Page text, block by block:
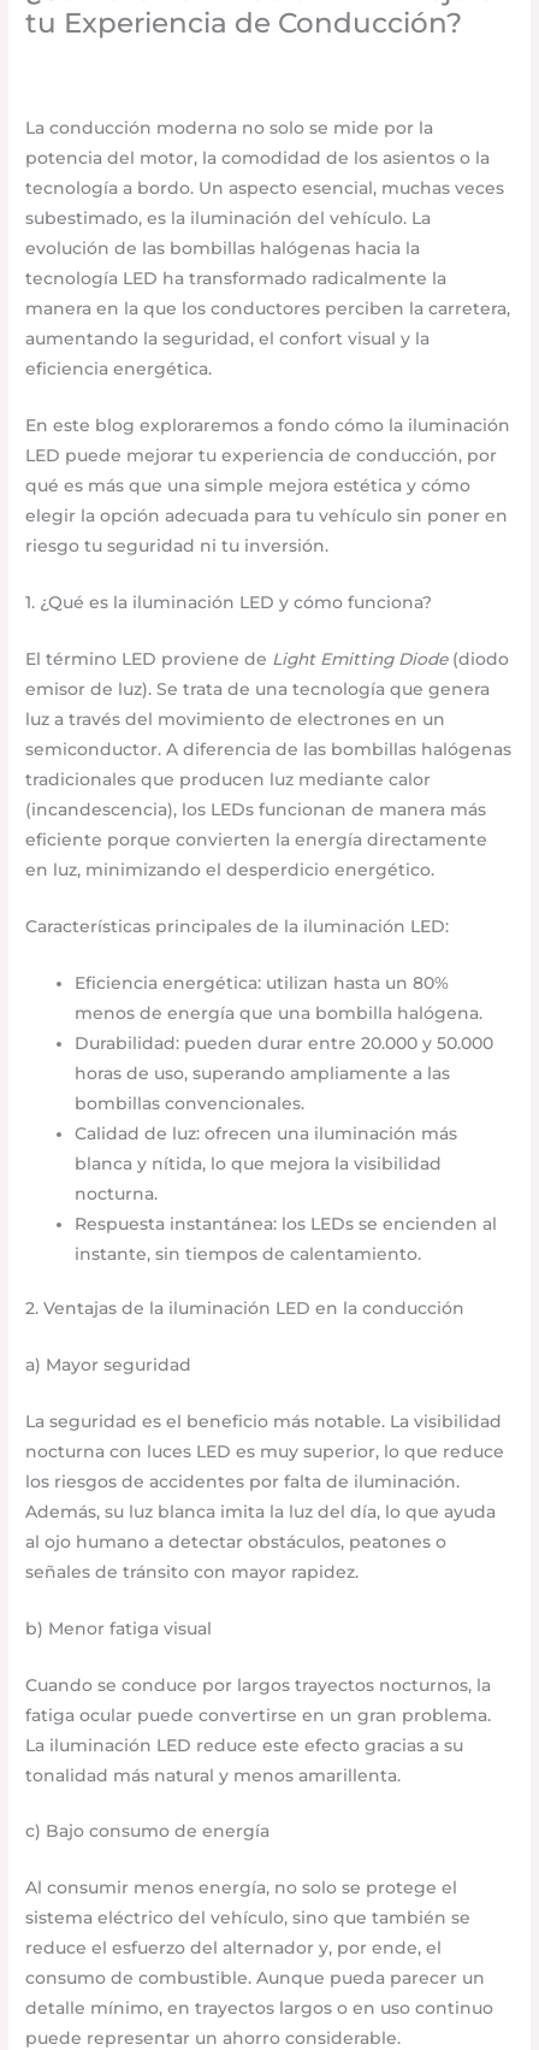
tu Experiencia de Conducción?
La conducción moderna no solo se mide por la
potencia del motor, la comodidad de los asientos o la
tecnología a bordo. Un aspecto esencial, muchas veces
subestimado, es la iluminación del vehículo. La
evolución de las bombillas halógenas hacia la
tecnología LED ha transformado radicalmente la
manera en la que los conductores perciben la carretera,
aumentando la seguridad, el confort visual y la
eficiencia energética.
En este blog exploraremos a fondo cómo la iluminación
LED puede mejorar tu experiencia de conducción, por
qué es más que una simple mejora estética y cómo
elegir la opción adecuada para tu vehículo sin poner en
riesgo tu seguridad ni tu inversión.
1. ¿Qué es la iluminación LED y cómo funciona?
El término LED proviene de Light Emitting Diode(diodo
emisor de luz). Se trata de una tecnología que genera
luz a través del movimiento de electrones en un
semiconductor. A diferencia de las bombillas halógenas
tradicionales que producen luz mediante calor
(incandescencia), los LEDs funcionan de manera más
eficiente porque convierten la energía directamente
en luz, minimizando el desperdicio energético.
Características principales de la iluminación LED:
Eficiencia energética: utilizan hasta un 80%
menos de energía que una bombilla halógena.
Durabilidad: pueden durar entre 20.000 y 50.000
horas de uso, superando ampliamente a las
bombillas convencionales.
Calidad de luz: ofrecen una iluminación más
blanca y nítida, lo que mejora la visibilidad
nocturna.
Respuesta instantánea: los LEDs se encienden al
instante, sin tiempos de calentamiento.
2. Ventajas de la iluminación LED en la conducción
a) Mayor seguridad
La seguridad es el beneficio más notable. La visibilidad
nocturna con luces LED es muy superior, lo que reduce
los riesgos de accidentes por falta de iluminación.
Además, su luz blanca imita la luz del día, lo que ayuda
al ojo humano a detectar obstáculos, peatones o
señales de tránsito con mayor rapidez.
b) Menor fatiga visual
Cuando se conduce por largos trayectos nocturnos, la
fatiga ocular puede convertirse en un gran problema.
La iluminación LED reduce este efecto gracias a su
tonalidad más natural y menos amarillenta.
c) Bajo consumo de energía
Al consumir menos energía, no solo se protege el
sistema eléctrico del vehículo, sino que también se
reduce el esfuerzo del alternador y, por ende, el
consumo de combustible. Aunque pueda parecer un
detalle mínimo, en trayectos largos o en uso continuo
puede representar un ahorro considerable.